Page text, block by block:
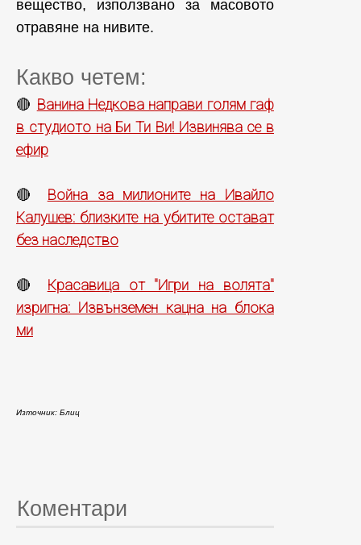
вещество, използвано за масовото
отравяне на нивите.
Какво четем:
🔴 Ванина Недкова направи голям гаф
в студиото на Би Ти Ви! Извинява се в
ефир
🔴 Война за милионите на Ивайло
Калушев: близките на убитите остават
без наследство
🔴 Красавица от "Игри на волята"
изригна: Извънземен кацна на блока
ми
Източник: Блиц
Коментари